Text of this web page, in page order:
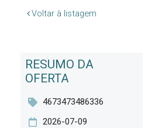
Voltar à listagem
RESUMO DA
OFERTA
4673473486336
2026-07-09